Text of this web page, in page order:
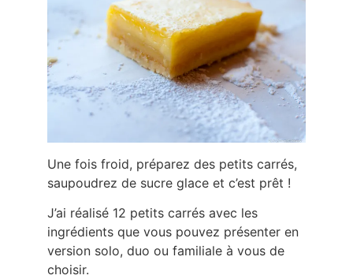
Une fois froid, préparez des petits carrés,
saupoudrez de sucre glace et c’est prêt !
J’ai réalisé 12 petits carrés avec les
ingrédients que vous pouvez présenter en
version solo, duo ou familiale à vous de
choisir.